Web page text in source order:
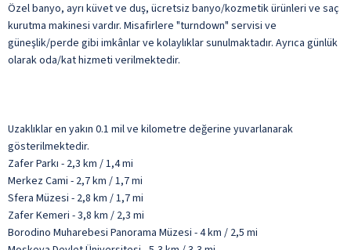
Özel banyo, ayrı küvet ve duş, ücretsiz banyo/kozmetik ürünleri ve saç
kurutma makinesi vardır. Misafirlere "turndown" servisi ve
güneşlik/perde gibi imkânlar ve kolaylıklar sunulmaktadır. Ayrıca günlük
olarak oda/kat hizmeti verilmektedir.
Uzaklıklar en yakın 0.1 mil ve kilometre değerine yuvarlanarak
gösterilmektedir.
Zafer Parkı - 2,3 km / 1,4 mi
Merkez Cami - 2,7 km / 1,7 mi
Sfera Müzesi - 2,8 km / 1,7 mi
Zafer Kemeri - 3,8 km / 2,3 mi
Borodino Muharebesi Panorama Müzesi - 4 km / 2,5 mi